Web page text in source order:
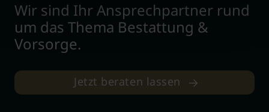
Wir sind Ihr Ansprechpartner rund
um das Thema Bestattung &
Vorsorge.
Jetzt beraten lassen